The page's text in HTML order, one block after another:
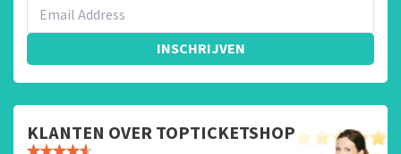
INSCHRIJVEN
KLANTEN OVER TOPTICKETSHOP